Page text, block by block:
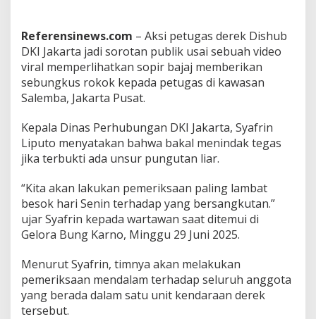
B
e
i
R
o
o
k
k
e
e
t
g
a
D
e
e
Referensinews.com – Aksi petugas derek Dishub
DKI Jakarta jadi sorotan publik usai sebuah video
viral memperlihatkan sopir bajaj memberikan
sebungkus rokok kepada petugas di kawasan
Salemba, Jakarta Pusat.
Kepala Dinas Perhubungan DKI Jakarta, Syafrin
Liputo menyatakan bahwa bakal menindak tegas
jika terbukti ada unsur pungutan liar.
“Kita akan lakukan pemeriksaan paling lambat
besok hari Senin terhadap yang bersangkutan.”
ujar Syafrin kepada wartawan saat ditemui di
Gelora Bung Karno, Minggu 29 Juni 2025.
Menurut Syafrin, timnya akan melakukan
pemeriksaan mendalam terhadap seluruh anggota
yang berada dalam satu unit kendaraan derek
tersebut.